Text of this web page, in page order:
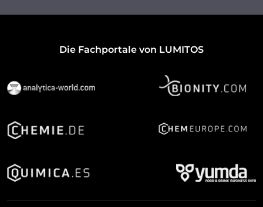
Die Fachportale von LUMITOS